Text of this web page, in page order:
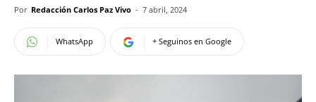
Por Redacción Carlos Paz Vivo - 7 abril, 2024
WhatsApp + Seguinos en Google